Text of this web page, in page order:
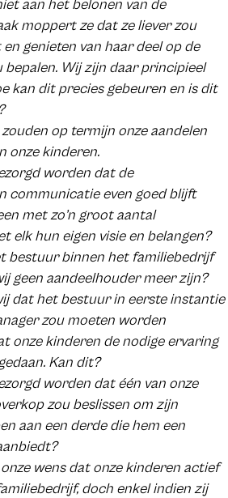
aan het belonen van de
moppert ze dat ze liever zou
genieten van haar deel op de
bepalen. Wij zijn daar principieel
kan dit precies gebeuren en is dit
op termijn onze aandelen
onze kinderen.
worden dat de
communicatie even goed blijft
met zo’n groot aantal
elk hun eigen visie en belangen?
bestuur binnen het familiebedrijf
geen aandeelhouder meer zijn?
dat het bestuur in eerste instantie
zou moeten worden
onze kinderen de nodige ervaring
Kan dit?
worden dat één van onze
zou beslissen om zijn
aan een derde die hem een
wens dat onze kinderen actief
doch enkel indien zij